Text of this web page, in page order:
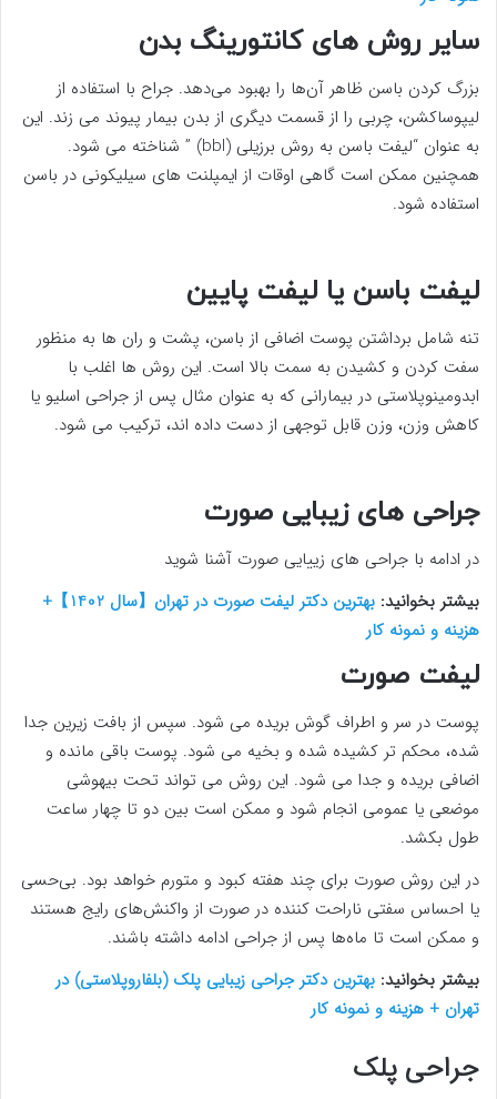
سایر روش های کانتورینگ بدن
بزرگ کردن باسن ظاهر آن‌ها را بهبود می‌دهد. جراح با استفاده از
لیپوساکشن، چربی را از قسمت دیگری از بدن بیمار پیوند می زند. این
به عنوان “لیفت باسن به روش برزیلی (bbl) ” شناخته می شود.
همچنین ممکن است گاهی اوقات از ایمپلنت های سیلیکونی در باسن
استفاده شود.
لیفت باسن یا لیفت پایین
تنه شامل برداشتن پوست اضافی از باسن، پشت و ران ها به منظور
سفت کردن و کشیدن به سمت بالا است. این روش ها اغلب با
ابدومینوپلاستی در بیمارانی که به عنوان مثال پس از جراحی اسلیو یا
کاهش وزن، وزن قابل توجهی از دست داده اند، ترکیب می شود.
جراحی های زیبایی صورت
در ادامه با جراحی های زییایی صورت آشنا شوید
بیشتر بخوانید:
بهترین دکتر لیفت صورت در تهران【سال 1402】+
هزینه و نمونه کار
لیفت صورت
پوست در سر و اطراف گوش بریده می شود. سپس از بافت زیرین جدا
شده، محکم تر کشیده شده و بخیه می شود. پوست باقی مانده و
اضافی بریده و جدا می شود. این روش می تواند تحت بیهوشی
موضعی یا عمومی انجام شود و ممکن است بین دو تا چهار ساعت
طول بکشد.
در این روش صورت برای چند هفته کبود و متورم خواهد بود. بی‌حسی
یا احساس سفتی ناراحت‌ کننده در صورت از واکنش‌های رایج هستند
و ممکن است تا ماه‌ها پس از جراحی ادامه داشته باشند.
بیشتر بخوانید: بهترین دکتر جراحی زیبایی پلک (بلفاروپلاستی) در
تهران + هزینه و نمونه کار
جراحی پلک